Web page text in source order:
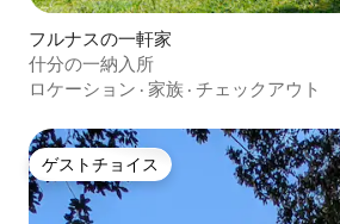
フルナスの一軒家
什分の一納入所
ロケーション · 家族 · チェックアウト
ゲストチョイス
ゲストチョイス